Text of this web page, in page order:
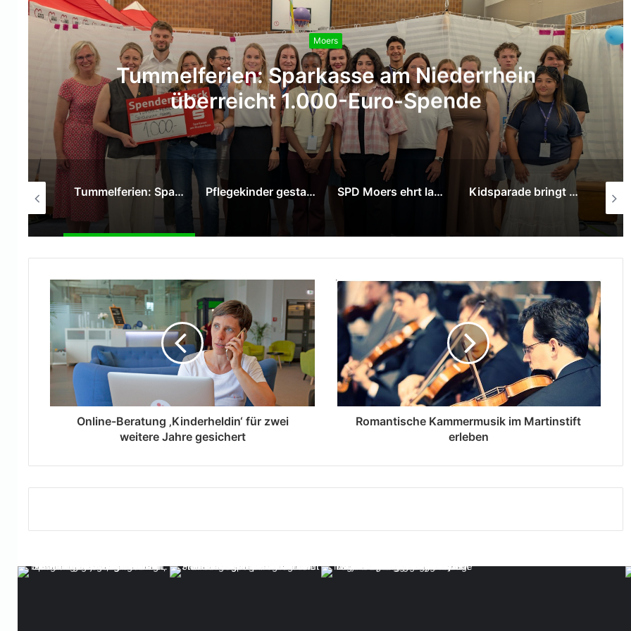
Pflegekinder gestalten mit Graffiti-
Räume im Pflegekinderdienst
Tummelferien: Sparkasse am Niederrhein überreicht 1.000-Euro-Spende Pflegekinder gestalten mit Graffiti-Kunst neue Räume im Pflegekinderdienst SPD Moers ehrt langjährige Mitglieder Kidsparade bringt Musik, Tanz und Ferienstimmung in die Innenstadt Moerser Tafel hat mit Unterstützung der Stadt neuen Standort gefunden
Online-Beratung ‚Kinderheldin‘ für zwei
weitere Jahre gesichert
Romantische Kammermusik im Martinstift
erleben